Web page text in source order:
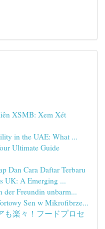
XSMB: Xem Xét
in the UAE: What ...
Ultimate Guide
Dan Cara Daftar Terbaru
UK: A Emerging ...
der Freundin unbarm...
Sen w Mikrofibrze...
も楽々！フードプロセ